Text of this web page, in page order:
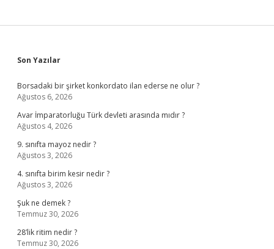
Sidebar
Son Yazılar
Borsadaki bir şirket konkordato ilan ederse ne olur ?
Ağustos 6, 2026
Avar İmparatorluğu Türk devleti arasında mıdır ?
Ağustos 4, 2026
9. sınıfta mayoz nedir ?
Ağustos 3, 2026
4. sınıfta birim kesir nedir ?
Ağustos 3, 2026
Şuk ne demek ?
Temmuz 30, 2026
28’lik ritim nedir ?
Temmuz 30, 2026